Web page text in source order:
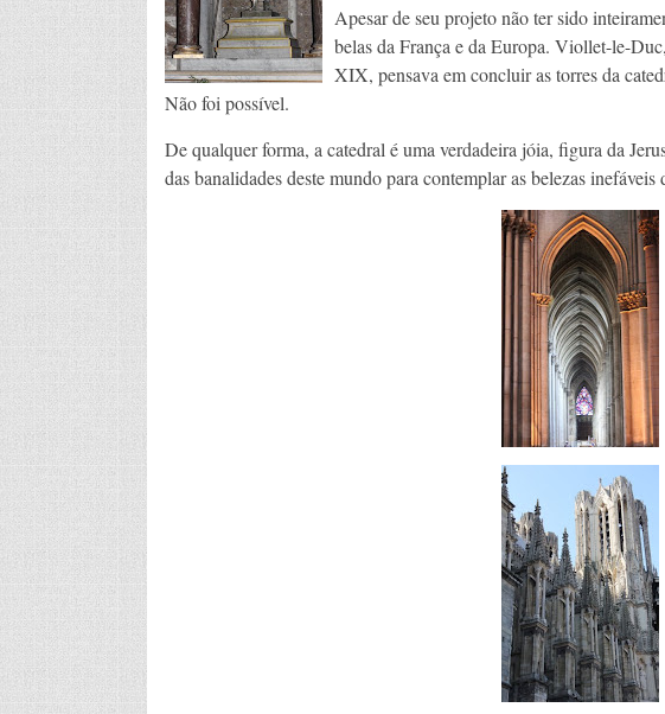
Apesar de seu projeto não ter sido
belas da França e da Europa. Viollet-le-
XIX, pensava em concluir as torres da
Não foi possível.
De qualquer forma, a catedral é uma verdadeira jóia, figura da
das banalidades deste mundo para contemplar as belezas inefáveis